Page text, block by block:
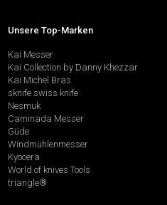
Unsere Top-Marken
Kai Messer
Kai Collection by Danny Khezzar
Kai Michel Bras
sknife swiss knife
Nesmuk
Caminada Messer
Güde
Windmühlenmesser
Kyocera
World of knives Tools
triangle®